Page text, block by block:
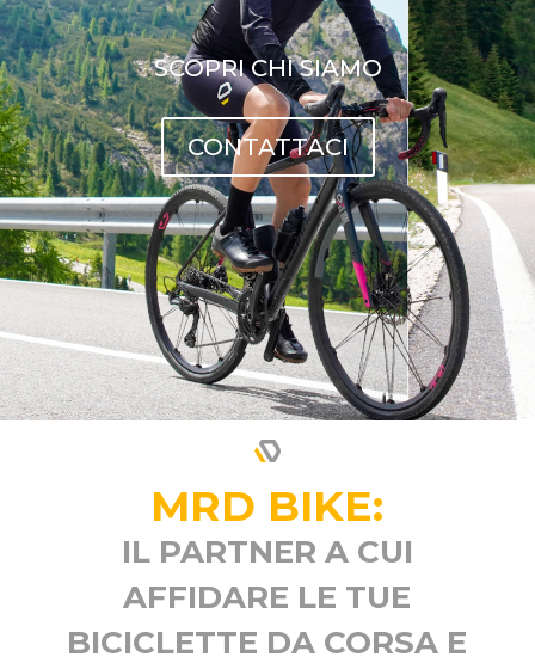
SCOPRI CHI SIAMO
CONTATTACI
MRD BIKE:
IL PARTNER A CUI
AFFIDARE LE TUE
BICICLETTE DA CORSA E